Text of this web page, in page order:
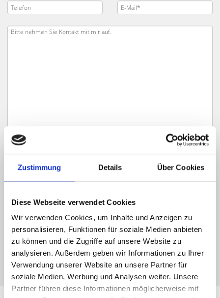
Zustimmung Details Über Cookies
Diese Webseite verwendet Cookies
Wir verwenden Cookies, um Inhalte und Anzeigen zu
personalisieren, Funktionen für soziale Medien anbieten
zu können und die Zugriffe auf unsere Website zu
analysieren. Außerdem geben wir Informationen zu Ihrer
Verwendung unserer Website an unsere Partner für
soziale Medien, Werbung und Analysen weiter. Unsere
Partner führen diese Informationen möglicherweise mit
Ich habe dieDatenschutzerklärungzur Kenntnis genommen. Ich stimme
zu, dass meine Angaben und Daten zur Beantwortung meiner Anfrage
elektronisch erhoben und gespeichert werden.
Hinweis: Sie können Ihre Einwilligung jederzeit für die Zukunft per E-Mail
* Pflichtfelder
Absenden